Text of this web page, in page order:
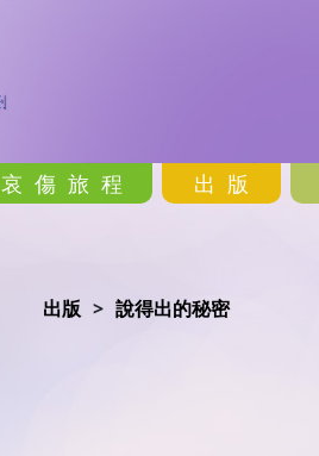
哀傷旅程 出版
出版 說得出的秘密